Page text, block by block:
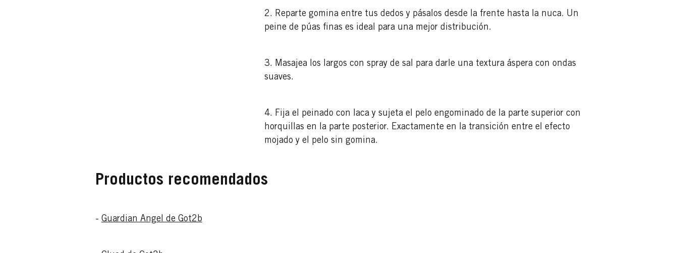
2. Reparte gomina entre tus dedos y pásalos desde la frente hasta la nuca. Un
peine de púas finas es ideal para una mejor distribución.
3. Masajea los largos con spray de sal para darle una textura áspera con ondas
suaves.
4. Fija el peinado con laca y sujeta el pelo engominado de la parte superior con
horquillas en la parte posterior. Exactamente en la transición entre el efecto
mojado y el pelo sin gomina.
Productos recomendados
- Guardian Angel de Got2b